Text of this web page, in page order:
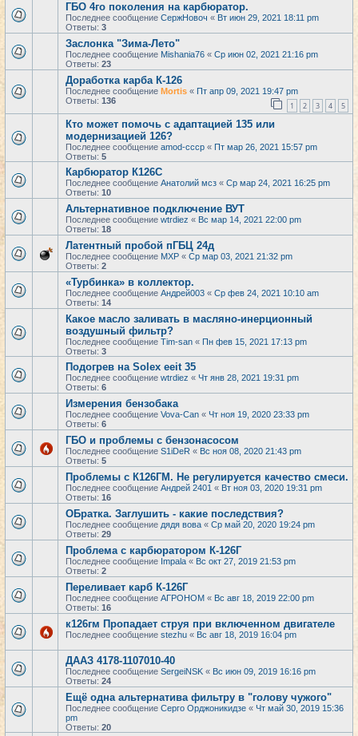
ГБО 4го поколения на карбюратор.
Последнее сообщение СержНовоч « Вт июн 29, 2021 18:11 pm
Ответы: 3
Заслонка "Зима-Лето"
Последнее сообщение Mishania76 « Ср июн 02, 2021 21:16 pm
Ответы: 23
Доработка карба К-126
Последнее сообщение Mortis « Пт апр 09, 2021 19:47 pm
Ответы: 136 1 2 3 4 5
Кто может помочь с адаптацией 135 или
модернизацией 126?
Последнее сообщение amod-cccp « Пт мар 26, 2021 15:57 pm
Ответы: 5
Карбюратор К126С
Последнее сообщение Анатолий мсз « Ср мар 24, 2021 16:25 pm
Ответы: 10
Альтернативное подключение ВУТ
Последнее сообщение wtrdiez « Вс мар 14, 2021 22:00 pm
Ответы: 18
Латентный пробой пГБЦ 24д
Последнее сообщение MXP « Ср мар 03, 2021 21:32 pm
Ответы: 2
«Турбинка» в коллектор.
Последнее сообщение Андрей003 « Ср фев 24, 2021 10:10 am
Ответы: 14
Какое масло заливать в масляно-инерционный
воздушный фильтр?
Последнее сообщение Tim-san « Пн фев 15, 2021 17:13 pm
Ответы: 3
Подогрев на Solex eeit 35
Последнее сообщение wtrdiez « Чт янв 28, 2021 19:31 pm
Ответы: 6
Измерения бензобака
Последнее сообщение Vova-Can « Чт ноя 19, 2020 23:33 pm
Ответы: 6
ГБО и проблемы с бензонасосом
Последнее сообщение S1iDeR « Вс ноя 08, 2020 21:43 pm
Ответы: 5
Проблемы с К126ГМ. Не регулируется качество смеси.
Последнее сообщение Андрей 2401 « Вт ноя 03, 2020 19:31 pm
Ответы: 16
ОБратка. Заглушить - какие последствия?
Последнее сообщение дядя вова « Ср май 20, 2020 19:24 pm
Ответы: 29
Проблема с карбюратором К-126Г
Последнее сообщение Impala « Вс окт 27, 2019 21:53 pm
Ответы: 2
Переливает карб К-126Г
Последнее сообщение АГРОНОМ « Вс авг 18, 2019 22:00 pm
Ответы: 16
к126гм Пропадает струя при включенном двигателе
Последнее сообщение stezhu « Вс авг 18, 2019 16:04 pm
ДААЗ 4178-1107010-40
Последнее сообщение SergeiNSK « Вс июн 09, 2019 16:16 pm
Ответы: 24
Ещё одна альтернатива фильтру в "голову чужого"
Последнее сообщение Серго Орджоникидзе « Чт май 30, 2019 15:36
pm
Ответы: 20